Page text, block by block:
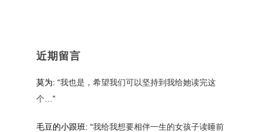
近期留言
莫为: “我也是，希望我们可以坚持到我给她读完这
个…”
毛豆的小跟班: “我给我想要相伴一生的女孩子读睡前